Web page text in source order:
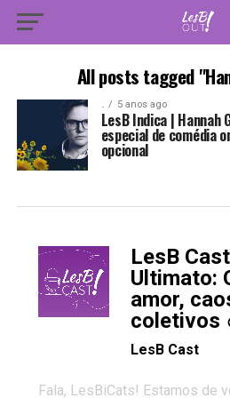
All posts tagged
. 5 anos ago
LesB Indica | Hannah
especial de comédia
opcional
LesB
Ultimato:
amor,
coletivos
-
LesB Cast
Fala, LesBiCats! Estamos de